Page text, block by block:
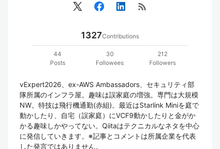
rss_feed
1327Contributions
44
Posts
30
Followees
212
Followers
vExpert2026、ex-AWS Ambassadors、セキュリティ部
隊所属のインフラ屋。趣味は誤家庭の増強。専門は大規模
NW。特技は飛行機通勤(赤組)。最近はStarlink Miniを庭で
動かしたり、自宅（誤家庭）にVCF9動かしたりと金がか
かる趣味しかやってない。Qiitaはテクニカルなネタを中心
に発信していきます。※記事とコメントは所属企業を代表
した発言ではありません。